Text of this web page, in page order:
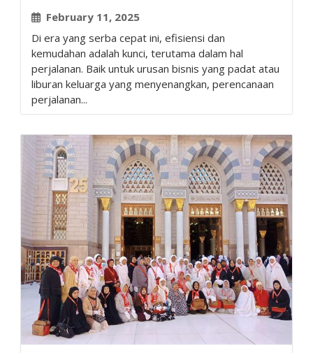
February 11, 2025
Di era yang serba cepat ini, efisiensi dan
kemudahan adalah kunci, terutama dalam hal
perjalanan. Baik untuk urusan bisnis yang padat atau
liburan keluarga yang menyenangkan, perencanaan
perjalanan...